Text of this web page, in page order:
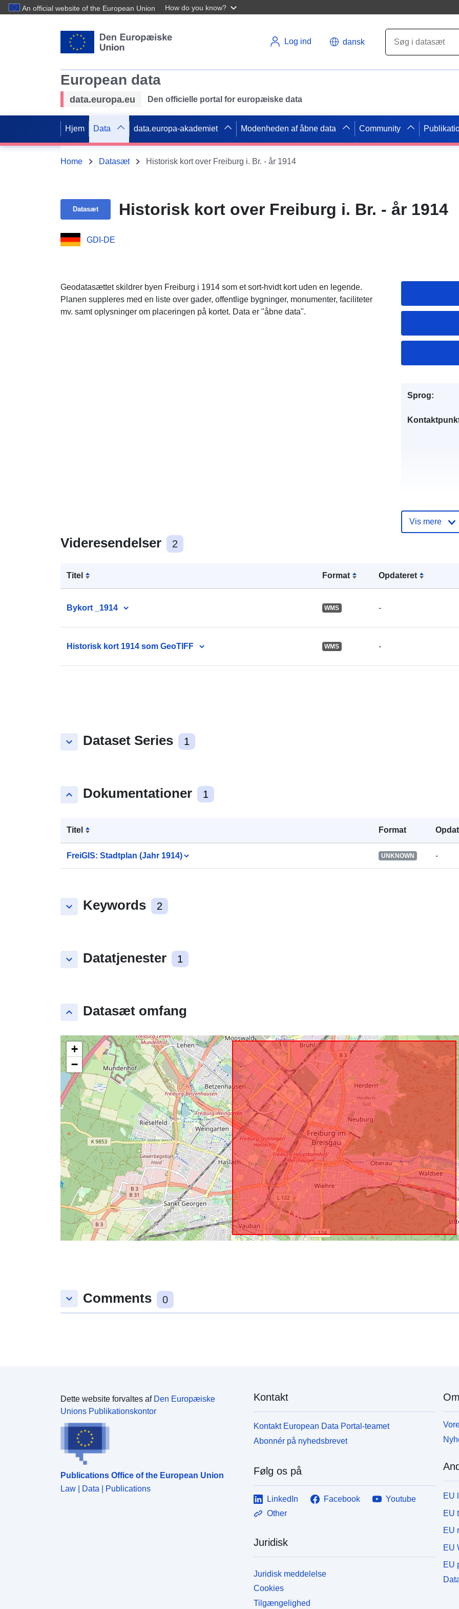
An official website of the European Union How do you know?
Log ind dansk
European data
data.europa.eu Den officielle portal for europæiske data
Hjem Data data.europa-akademiet Modenheden af åbne data Community
Home Datasæt Historisk kort over Freiburg i. Br. - år 1914
Datasæt Historisk kort over Freiburg i. Br. - år 1914
GDI-DE
Geodatasættet skildrer byen Freiburg i 1914 som et sort-hvidt kort uden en legende.
Planen suppleres med en liste over gader, offentlige bygninger, monumenter, faciliteter
mv. samt oplysninger om placeringen på kortet. Data er "åbne data".
Videresendelser 2
Titel Format Opdateret
Bykort _1914 WMS -
Historisk kort 1914 som GeoTIFF WMS -
keyboard_arrow_down Dataset Series 1
keyboard_arrow_up Dokumentationer 1
Titel Format
FreiGIS: Stadtplan (Jahr 1914) UNKNOWN -
keyboard_arrow_down Keywords 2
keyboard_arrow_down Datatjenester 1
keyboard_arrow_up Datasæt omfang
+
−
Sprog:
Tidsmæssig
dækning:
Vis mere
keyboard_arrow_down Comments 0
Dette website forvaltes af Den Europæiske
Unions Publikationskontor
Publications Office of the European Union
Law | Data | Publications
Kontakt
Kontakt European Data Portal-teamet
Abonnér på nyhedsbrevet
Følg os på
LinkedIn Facebook
Youtube
Other
Juridisk
Juridisk meddelelse
Cookies
Tilgængelighed
EU
EU
EU
EU
EU